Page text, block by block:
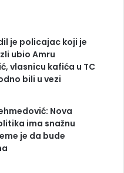
je policajac koji je
ubio Amru
vlasnicu kafića u TC
bili u vezi
Nova
ima snažnu
je da bude